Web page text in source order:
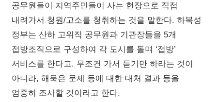
공무원들이 지역주민들이 사는 현장으로 직접
내려가서 청원/고소를 청취하는 것을 말한다. 하북성
정부는 산하 고위직 공무원과 기관장들을 5개
접방조직으로 구성하여 각 도시를 돌며 ‘접방’
서비스를 한다고. 무조건 가서 듣기만 하라는 것이
아니라, 해묵은 문제 등에 대한 대처 결과 등을
엄중히 조사할 것이라고 한다.